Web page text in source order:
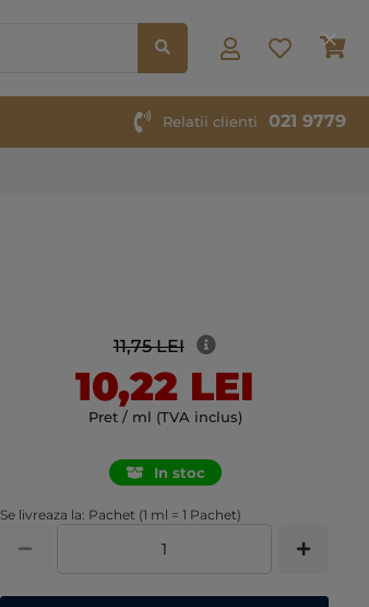
Relatii clienti 021 9779
11,75 LEI
10,22 LEI
Pret / ml (TVA inclus)
In stoc
Se livreaza la: Pachet (1 ml = 1 Pachet)